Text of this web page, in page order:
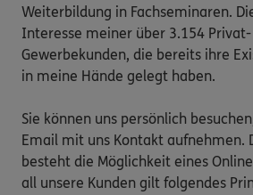
Weiterbildung in Fachseminaren.
Interesse meiner über 3.154
Gewerbekunden, die bereits ihre
in meine Hände gelegt haben.
Sie können uns persönlich
Email mit uns Kontakt aufnehmen.
besteht die Möglichkeit eines
all unsere Kunden gilt folgendes